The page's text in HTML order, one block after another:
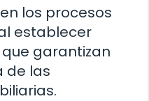
en los procesos
establecer
garantizan
de las